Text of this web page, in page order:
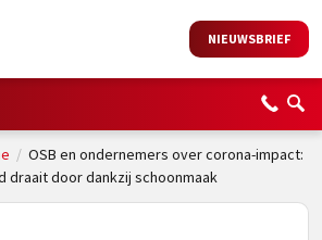
NIEUWSBRIEF
/ OSB en ondernemers over corona-impact:
draait door dankzij schoonmaak